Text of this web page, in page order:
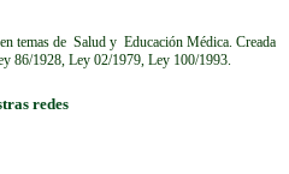
temas de Salud y Educación Médica. Creada
86/1928, Ley 02/1979, Ley 100/1993.
redes